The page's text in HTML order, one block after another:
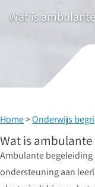
Wat is
Home>Onderwijs
Wat is
Ambulante begeleiding
ondersteuning aan